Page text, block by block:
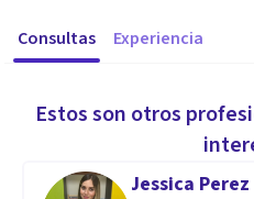
Consultas Experiencia
Estos son otros
Jessica